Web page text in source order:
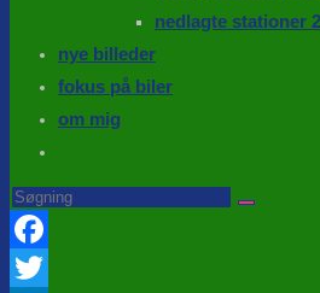
nedlagte stationer
nye billeder
fokus på biler
om mig
website
Search
this
website
Facebook